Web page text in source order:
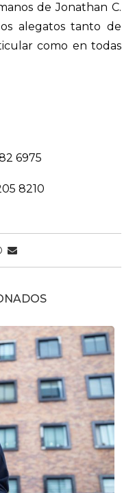
de Jonathan C.
alegatos tanto de
como en todas
6975
8210